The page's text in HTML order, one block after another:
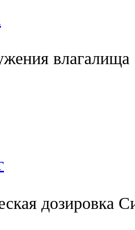
влагалища
дозировка